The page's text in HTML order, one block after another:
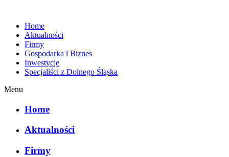
Home
Aktualności
Firmy
Gospodarka i Biznes
Inwestycje
Specjaliści z Dolnego Śląska
Menu
Home
Aktualności
Firmy